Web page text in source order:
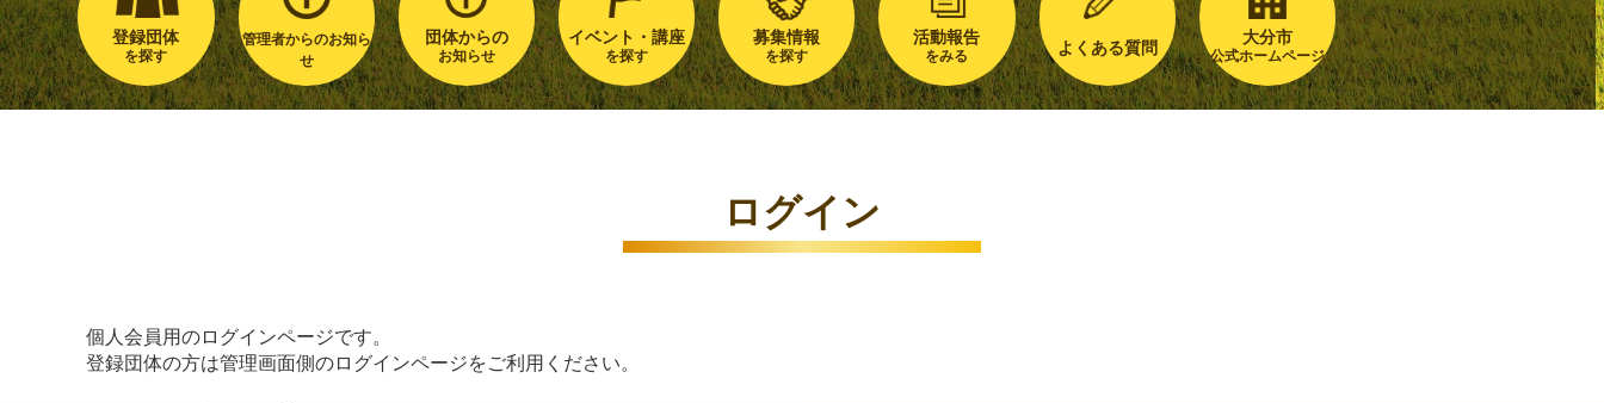
登録団体
を探す
管理者からのお知ら
せ
団体からの
お知らせ
イベント・講座
を探す
募集情報
を探す
活動報告
をみる よくある質問
大分市
公式ホームページ
ログイン
個人会員用のログインページです。
登録団体の方は管理画面側のログインページをご利用ください。